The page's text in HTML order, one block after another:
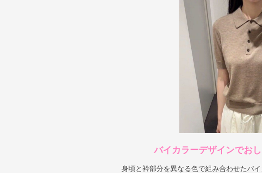
バイカラーデザインでお
身頃と衿部分を異なる色で組み合わせたバ